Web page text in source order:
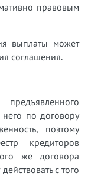
правовым
выплаты может
соглашения.
по договору
поэтому
кредиторов
же договора
с того